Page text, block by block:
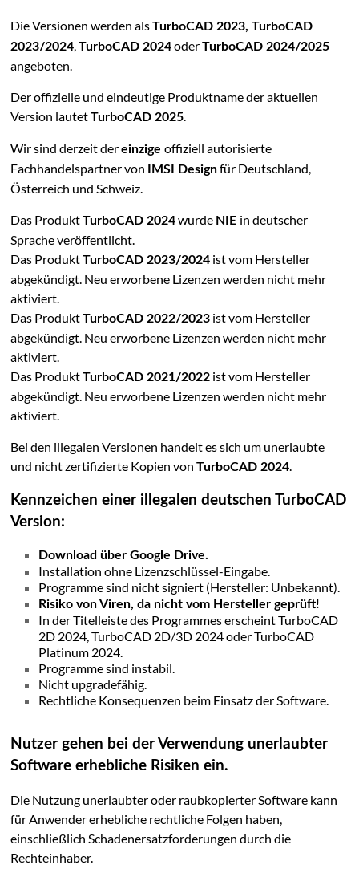
Die Versionen werden alsTurboCAD 2023, TurboCAD
2023/2024,TurboCAD 2024oderTurboCAD 2024/2025
angeboten.
Der offizielle und eindeutige Produktname der aktuellen
Version lautetTurboCAD 2025.
Wir sind derzeit dereinzigeoffiziell autorisierte
Fachhandelspartner von
IMSI Designfür Deutschland,
Österreich und Schweiz.
Das ProduktTurboCAD 2024wurde NIE in deutscher
Sprache veröffentlicht.
Das ProduktTurboCAD 2023/2024 ist vom Hersteller
abgekündigt. Neu erworbene Lizenzen werden nicht mehr
aktiviert.
Das ProduktTurboCAD 2022/2023 ist vom Hersteller
abgekündigt. Neu erworbene Lizenzen werden nicht mehr
aktiviert.
Das ProduktTurboCAD 2021/2022 ist vom Hersteller
abgekündigt. Neu erworbene Lizenzen werden nicht mehr
aktiviert.
Bei den illegalen Versionen handelt es sich um unerlaubte
und nicht zertifizierte Kopien vonTurboCAD 2024.
Kennzeichen einer illegalen deutschen TurboCAD
Version:
Download über Google Drive.
Installation ohne Lizenzschlüssel-Eingabe.
Programme sind nicht signiert (Hersteller: Unbekannt).
Risiko von Viren, da nicht vom Hersteller geprüft!
In der Titelleiste des Programmes erscheint TurboCAD
2D 2024, TurboCAD 2D/3D 2024 oder TurboCAD
Platinum 2024.
Programme sind instabil.
Nicht upgradefähig.
Rechtliche Konsequenzen beim Einsatz der Software.
Nutzer gehen bei der Verwendung unerlaubter
Software erhebliche Risiken ein.
Die Nutzung unerlaubter oder raubkopierter Software kann
für Anwender erhebliche rechtliche Folgen haben,
einschließlich Schadenersatzforderungen durch die
Rechteinhaber.